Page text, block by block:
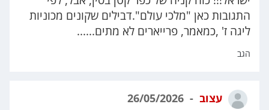
התגובות כאן "מלכי עולם".דבילים שקונים מכוניות
ליגה ז' ,כמאמר, פרייארים לא מתים......
הגב
עצוב